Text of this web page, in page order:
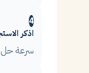
4
اذكر
سرعة حل